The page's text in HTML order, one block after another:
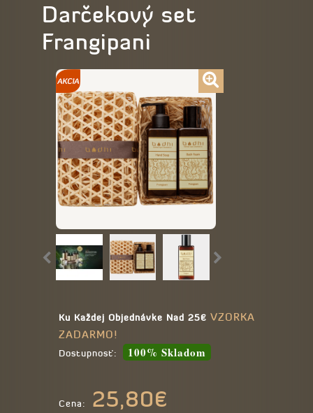
Darčekový set
Frangipani
Ku Každej Objednávke Nad 25€ VZORKA
ZADARMO!
Dostupnosť: 100% Skladom
Cena: 25,80€